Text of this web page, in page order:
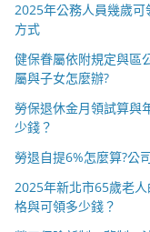
2025年公務人員幾歲
方式
健保眷屬依附規定與區
屬與子女怎麼辦?
勞保退休金月領試算與
少錢？
勞退自提6%怎麼算?公
2025年新北市65歲老
格與可領多少錢？